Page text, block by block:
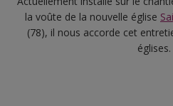
la voûte de la nouvelle église
(78), il nous accorde cet
églises.